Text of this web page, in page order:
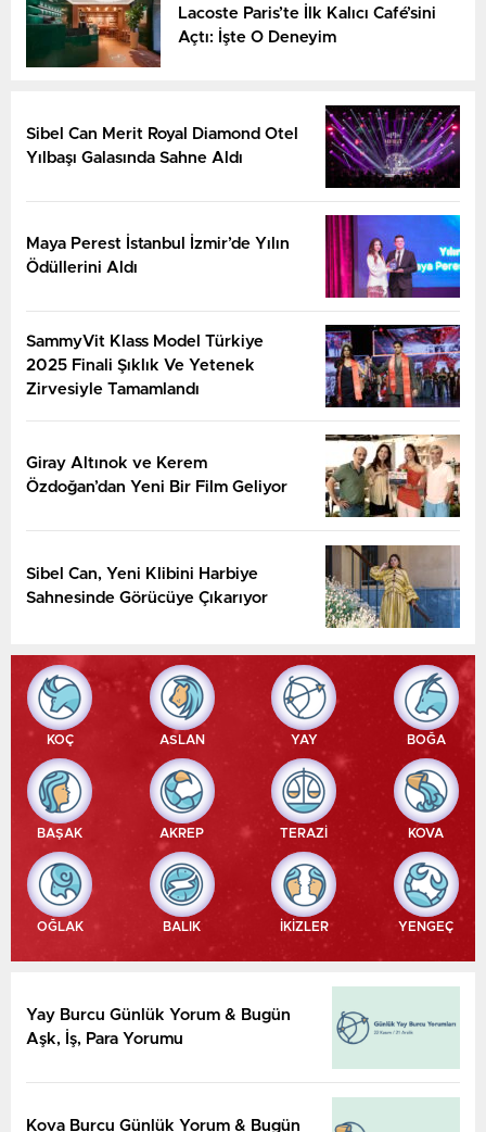
Lacoste Paris’te İlk Kalıcı Café’sini
Açtı: İşte O Deneyim
Sibel Can Merit Royal Diamond Otel
Yılbaşı Galasında Sahne Aldı
Maya Perest İstanbul İzmir’de Yılın
Ödüllerini Aldı
SammyVit Klass Model Türkiye
2025 Finali Şıklık Ve Yetenek
Zirvesiyle Tamamlandı
Giray Altınok ve Kerem
Özdoğan’dan Yeni Bir Film Geliyor
Sibel Can, Yeni Klibini Harbiye
Sahnesinde Görücüye Çıkarıyor
KOÇ ASLAN YAY BOĞA
BAŞAK AKREP TERAZİ KOVA
OĞLAK BALIK İKİZLER YENGEÇ
Yay Burcu Günlük Yorum & Bugün
Aşk, İş, Para Yorumu
Kova Burcu Günlük Yorum & Bugün